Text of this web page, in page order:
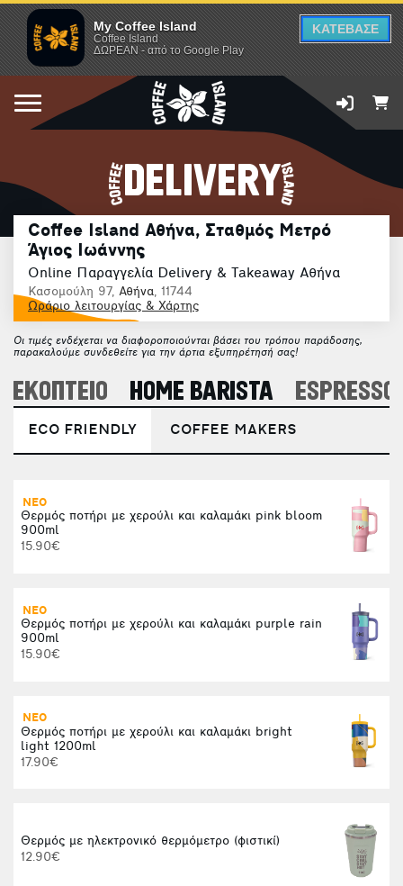
My Coffee Island
Coffee Island
ΔΩΡΕΑΝ - από το Google Play
ΚΑΤΕΒΑΣΕ
DELIVERY
Coffee Island Αθήνα, Σταθμός Μετρό
Άγιος Ιωάννης
Online Παραγγελία Delivery & Takeaway Αθήνα
Κασομούλη 97, Αθήνα, 11744
Ωράριο λειτουργίας & Χάρτης
Οι τιμές ενδέχεται να διαφοροποιούνται βάσει του τρόπου παράδοσης,
παρακαλούμε συνδεθείτε για την άρτια εξυπηρέτησή σας!
HOME BARISTA
ECO FRIENDLY COFFEE MAKERS
ΝΕΟ
Θερμός ποτήρι με χερούλι και καλαμάκι pink bloom
900ml
15.90€
ΝΕΟ
Θερμός ποτήρι με χερούλι και καλαμάκι purple rain
900ml
15.90€
ΝΕΟ
Θερμός ποτήρι με χερούλι και καλαμάκι bright
light 1200ml
17.90€
Θερμός με ηλεκτρονικό θερμόμετρο (φιστικί)
12.90€